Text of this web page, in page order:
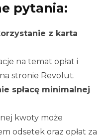
pytania:
z karta
na temat opłat i
stronie Revolut.
spłacę minimalnej
kwoty może
odsetek oraz opłat za